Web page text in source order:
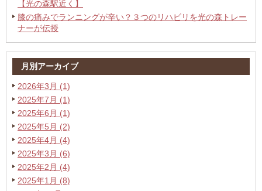
【光の森駅近く】
膝の痛みでランニングが辛い？３つのリハビリを光の森トレー
ナーが伝授
月別アーカイブ
2026年3月 (1)
2025年7月 (1)
2025年6月 (1)
2025年5月 (2)
2025年4月 (4)
2025年3月 (6)
2025年2月 (4)
2025年1月 (8)